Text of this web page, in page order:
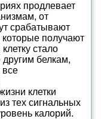
продлевает
от
срабатывают
получают
стало
белкам,
все
клетки
тех сигнальных
калорий.